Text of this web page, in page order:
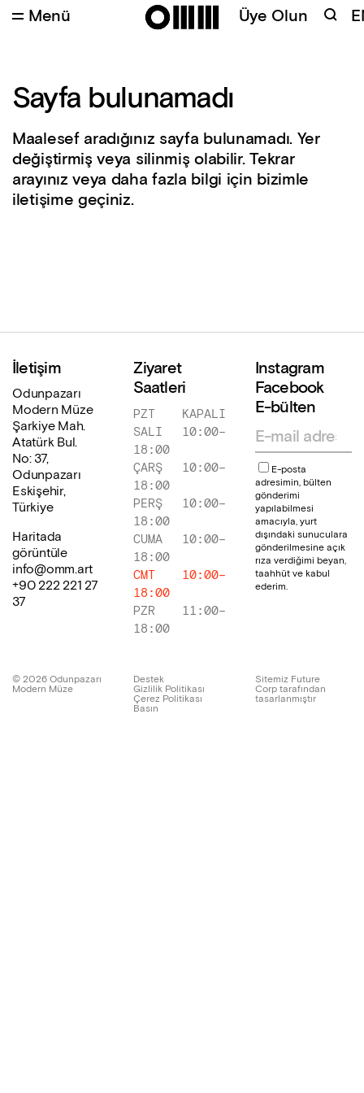
Menü Üye Olun
Sayfa bulunamadı
Maalesef aradığınız sayfa bulunamadı. Yer
değiştirmiş veya silinmiş olabilir. Tekrar
arayınız veya daha fazla bilgi için bizimle
iletişime geçiniz.
İletişim
Odunpazarı
Modern Müze
Şarkiye Mah.
Atatürk Bul.
No: 37,
Odunpazarı
Eskişehir,
Türkiye
Haritada
görüntüle
info@omm.art
+90 222 221 27
37
Ziyaret
Saatleri
PZT
KAPALI
SALI
10:00–
18:00
ÇARŞ
10:00–
18:00
PERŞ
10:00–
18:00
CUMA
10:00–
18:00
CMT
10:00–
18:00
PZR
11:00–
18:00
Instagram
Facebook
E-bülten
E-posta
adresimin, bülten
gönderimi
yapılabilmesi
amacıyla, yurt
dışındaki sunuculara
gönderilmesine açık
rıza verdiğimi beyan,
taahhüt ve kabul
ederim.
© 2026 Odunpazarı
Modern Müze
Destek
Gizlilik Politikası
Çerez Politikası
Basın
Sitemiz Future
Corp tarafından
tasarlanmıştır